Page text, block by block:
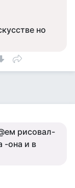
но
рисовал-
-она и в